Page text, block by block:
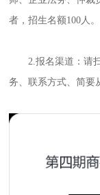
者，招生名额100人
2.报名渠道：请
务、联系方式、简要